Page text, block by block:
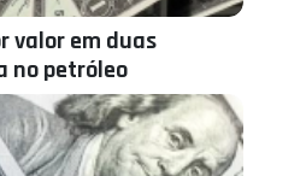
valor em duas
no petróleo